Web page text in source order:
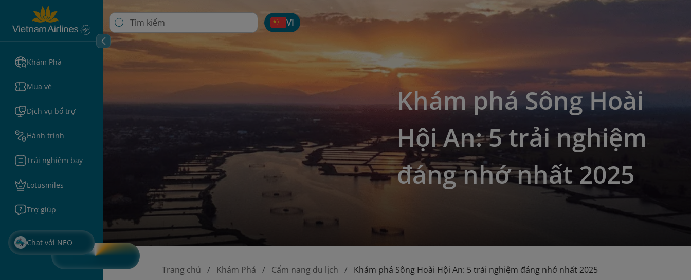
Khám Phá
Mua vé
Dịch vụ bổ trợ
Hành trình
Trải nghiệm bay
Lotusmiles
Trợ giúp
Chat với NEO
VI
Khám phá Sông Hoài
Hội An: 5 trải nghiệm
đáng nhớ nhất 2025
Trang chủ Khám Phá Cẩm nang du lịch Khám phá Sông Hoài Hội An: 5 trải nghiệm đáng nhớ nhất 2025